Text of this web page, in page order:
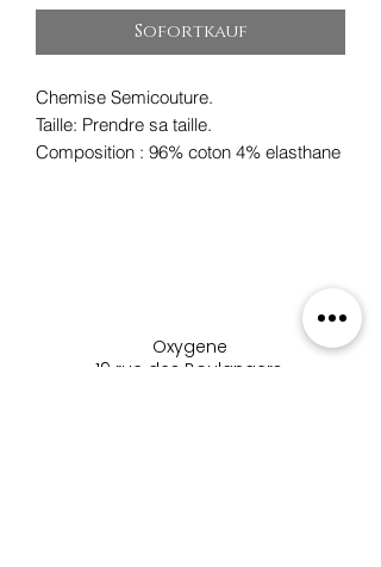
Sofortkauf
Chemise Semicouture.
Taille: Prendre sa taille.
Composition : 96% coton 4% elasthane
Oxygene
19 rue des Boulangers,